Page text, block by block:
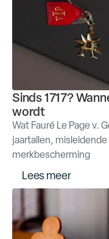
Sinds 1717?
wordt
Wat Fauré Le Page v.
jaartallen,
merkbescherming
Lees meer